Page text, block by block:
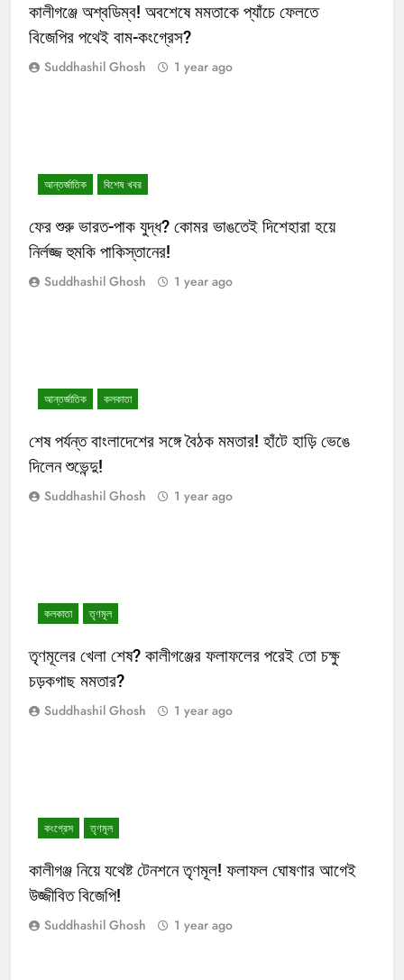
কালীগঞ্জে অশ্বডিম্ব! অবশেষে মমতাকে প্যাঁচে ফেলতে
বিজেপির পথেই বাম-কংগ্রেস?
Suddhashil Ghosh 1 year ago
আন্তর্জাতিক বিশেষ খবর
ফের শুরু ভারত-পাক যুদ্ধ? কোমর ভাঙতেই দিশেহারা হয়ে
নির্লজ্জ হুমকি পাকিস্তানের!
Suddhashil Ghosh 1 year ago
আন্তর্জাতিক কলকাতা
শেষ পর্যন্ত বাংলাদেশের সঙ্গে বৈঠক মমতার! হাঁটে হাড়ি ভেঙে
দিলেন শুভেন্দু!
Suddhashil Ghosh 1 year ago
কলকাতা তৃণমূল
তৃণমূলের খেলা শেষ? কালীগঞ্জের ফলাফলের পরেই তো চক্ষু
চড়কগাছ মমতার?
Suddhashil Ghosh 1 year ago
কংগ্রেস তৃণমূল
কালীগঞ্জ নিয়ে যথেষ্ট টেনশনে তৃণমূল! ফলাফল ঘোষণার আগেই
উজ্জীবিত বিজেপি!
Suddhashil Ghosh 1 year ago